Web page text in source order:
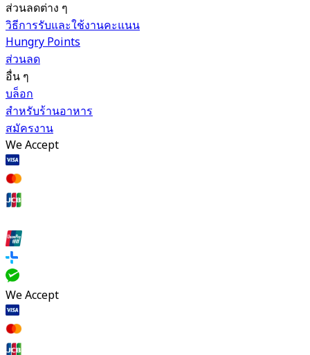
ส่วนลดต่าง ๆ
วิธีการรับและใช้งานคะแนน
Hungry Points
ส่วนลด
อื่น ๆ
บล็อก
สำหรับร้านอาหาร
สมัครงาน
We Accept
We Accept